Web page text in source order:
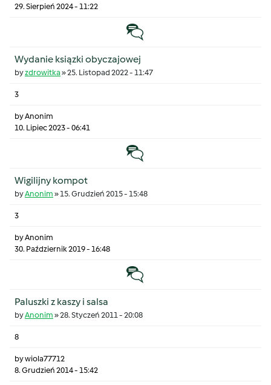
29. Sierpień 2024 - 11:22
Temat zwyczajny
Wydanie ksiązki obyczajowej
byzdrowitka »25. Listopad 2022 - 11:47
3
byAnonim
10. Lipiec 2023 - 06:41
Temat zwyczajny
Wigilijny kompot
byAnonim »15. Grudzień 2015 - 15:48
3
byAnonim
30. Październik 2019 - 16:48
Temat zwyczajny
Paluszki z kaszy i salsa
byAnonim »28. Styczeń 2011 - 20:08
8
bywiola77712
8. Grudzień 2014 - 15:42